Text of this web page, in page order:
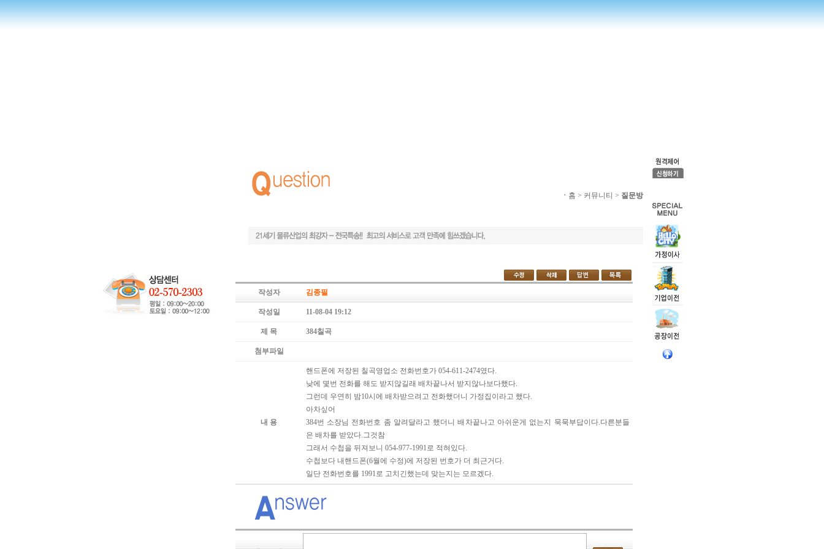
ㆍ 홈 > 커뮤니티 > 질문방
작성자 김종필
작성일 11-08-04 19:12
제 목 384칠곡
첨부파일
내 용
핸드폰에 저장된 칠곡영업소 전화번호가 054-611-2474였다.
낮에 몇번 전화를 해도 받지않길래 배차끝나서 받지않나보다했다.
그런데 우연히 밤10시에 배차받으려고 전화했더니 가정집이라고 했다.
아차싶어
384번 소장님 전화번호 좀 알려달라고 했더니 배차끝나고 아쉬운게 없는지 묵묵부답이다.다른분들
은 배차를 받았다.그것참
그래서 수첩을 뒤져보니 054-977-1991로 적혀있다.
수첩보다 내핸드폰(6월에 수정)에 저장된 번호가 더 최근거다.
일단 전화번호를 1991로 고치긴했는데 맞는지는 모르겠다.